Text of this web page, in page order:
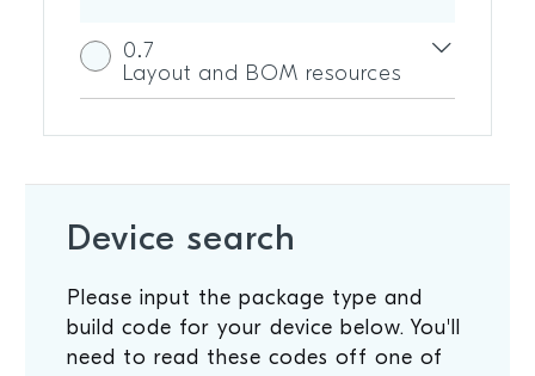
0.7
Layout and BOM resources
Device search
Please input the package type and
build code for your device below. You'll
need to read these codes off one of